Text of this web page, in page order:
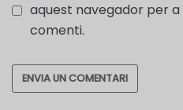
aquest navegador per
comenti.